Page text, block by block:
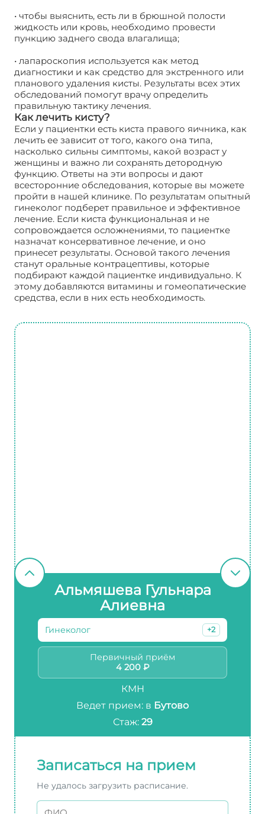
• чтобы выяснить, есть ли в брюшной полости
жидкость или кровь, необходимо провести
пункцию заднего свода влагалища;
• лапароскопия используется как метод
диагностики и как средство для экстренного или
планового удаления кисты. Результаты всех этих
обследований помогут врачу определить
правильную тактику лечения.
Как лечить кисту?
Если у пациентки есть киста правого яичника, как
лечить ее зависит от того, какого она типа,
насколько сильны симптомы, какой возраст у
женщины и важно ли сохранять детородную
функцию. Ответы на эти вопросы и дают
всесторонние обследования, которые вы можете
пройти в нашей клинике. По результатам опытный
гинеколог подберет правильное и эффективное
лечение. Если киста функциональная и не
сопровождается осложнениями, то пациентке
назначат консервативное лечение, и оно
принесет результаты. Основой такого лечения
станут оральные контрацептивы, которые
подбирают каждой пациентке индивидуально. К
этому добавляются витамины и гомеопатические
средства, если в них есть необходимость.
Альмяшева Гульнара
Алиевна
Гинеколог +2
Первичный приём
4 200 ₽
КМН
Ведет прием: в Бутово
Стаж: 29
Записаться на прием
Не удалось загрузить расписание.